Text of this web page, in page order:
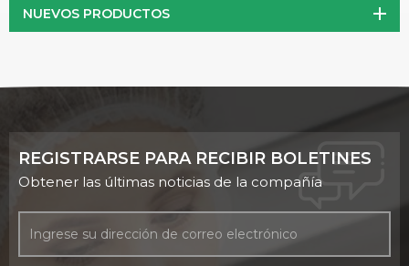
NUEVOS PRODUCTOS
REGISTRARSE PARA RECIBIR BOLETINES
Obtener las últimas noticias de la compañía